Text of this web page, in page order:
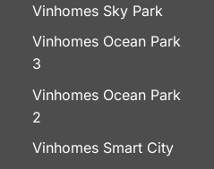
Vinhomes Sky Park
Vinhomes Ocean Park
3
Vinhomes Ocean Park
2
Vinhomes Smart City